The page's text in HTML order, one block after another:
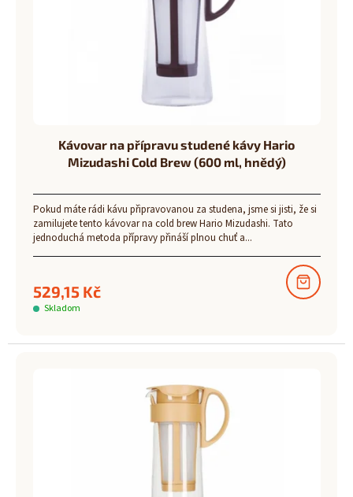
Kávovar na přípravu studené kávy Hario
Mizudashi Cold Brew (600 ml, hnědý)
Skladom
529,15 Kč
Pokud máte rádi kávu připravovanou za studena, jsme si jisti, že si
zamilujete tento kávovar na cold brew Hario Mizudashi. Tato
jednoduchá metoda přípravy přináší plnou chuť a...